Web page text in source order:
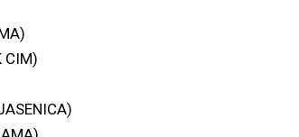
CIM)